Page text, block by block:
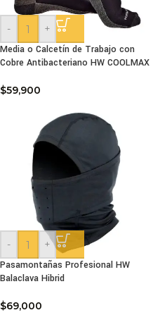
-
+
Media o Calcetín de Trabajo con
Cobre Antibacteriano HW COOLMAX
$59,900
-
+
Pasamontañas Profesional HW
Balaclava Hibrid
$69,000